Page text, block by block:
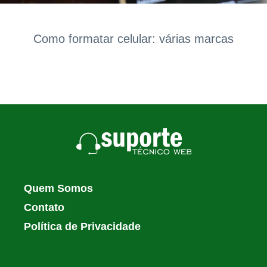
Como formatar celular: várias marcas
Quem Somos
Contato
Política de Privacidade